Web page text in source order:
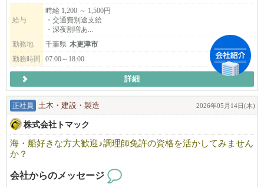
給与
時給 1,200 ～ 1,500円
・交通費別途支給
・深夜割増あ...
勤務地
千葉県 木更津市
勤務時間
07:00～18:00
詳細
正社員 土木・建設・製造 2026年05月14日(木)
株式会社トマック
海・船好きな方大歓迎♪調理師免許の資格を活かしてみません
か？
会社からのメッセージ